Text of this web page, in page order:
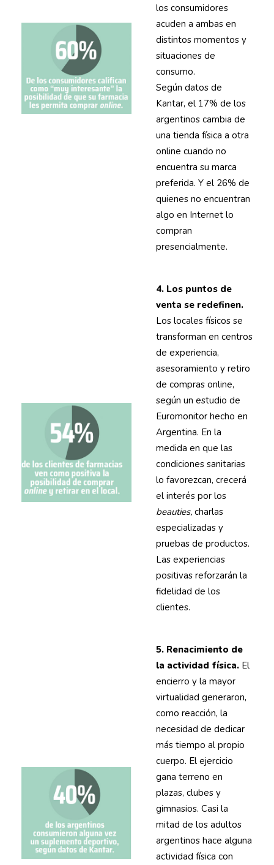
los consumidores
acuden a ambas en
distintos momentos y
situaciones de
consumo.
Según datos de
Kantar, el 17% de los
argentinos cambia de
una tienda física a otra
online cuando no
encuentra su marca
preferida. Y el 26% de
quienes no encuentran
algo en Internet lo
compran
presencialmente.
4. Los puntos de
venta se redefinen.
Los locales físicos se
transforman en centros
de experiencia,
asesoramiento y retiro
de compras online,
según un estudio de
Euromonitor hecho en
Argentina. En la
medida en que las
condiciones sanitarias
lo favorezcan, crecerá
el interés por los
beauties, charlas
especializadas y
pruebas de productos.
Las experiencias
positivas reforzarán la
fidelidad de los
clientes.
5. Renacimiento de
la actividad física. El
encierro y la mayor
virtualidad generaron,
como reacción, la
necesidad de dedicar
más tiempo al propio
cuerpo. El ejercicio
gana terreno en
plazas, clubes y
gimnasios. Casi la
mitad de los adultos
argentinos hace alguna
actividad física con